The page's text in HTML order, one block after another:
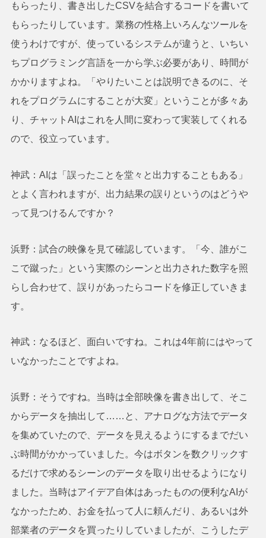
もらったり、書き出したCSVを結合するコードを書いて
もらったりしています。業務の性格上いろんなツールを
使うわけですが、使っているシステムが違うと、いちい
ちプログラミング言語を一から学ぶ必要があり、時間が
かかりますよね。「やりたいことは説明できるのに、そ
れをプログラムにすることが大変」ということが多々あ
り、チャットAIはこれを人間に変わって実装してくれる
ので、役立っています。
神武：AIは「誤ったことを堂々と出力することもある」
とよく言われますが、出力結果の誤りというのはどうや
って見つけるんですか？
浜野：試合の映像を見て確認しています。「今、誰がこ
こで蹴った」という実際のシーンと出力された数字を照
らし合わせて、誤りがあったらコードを修正していきま
す。
神武：なるほど、面白いですね。これは4年前にはやって
いなかったことですよね。
浜野：そうですね。当時は全部映像を書き出して、そこ
からデータを抽出して……と、アナログな方法でデータ
を集めていたので、データを見えるようにするまでだい
ぶ時間がかかっていました。今はボタンを数クリックす
るだけで求めるシーンのデータを取り出せるようになり
ました。当時はアイデア自体はあったものの便利なAIが
なかったため、お金を払って人に頼んだり、あるいは外
部業者のデータを買ったりしていましたが、こうしたデ